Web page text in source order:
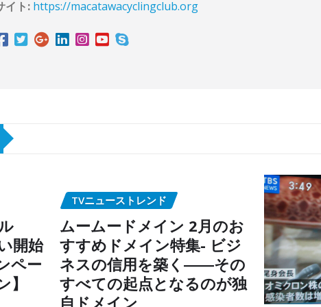
イト: https://macatawacyclingclub.org
開始
ペー
】
TVニューストレンド
ムームードメイン 2月のお
すすめドメイン特集- ビジ
ネスの信用を築く――その
すべての起点となるのが独
自ドメイン